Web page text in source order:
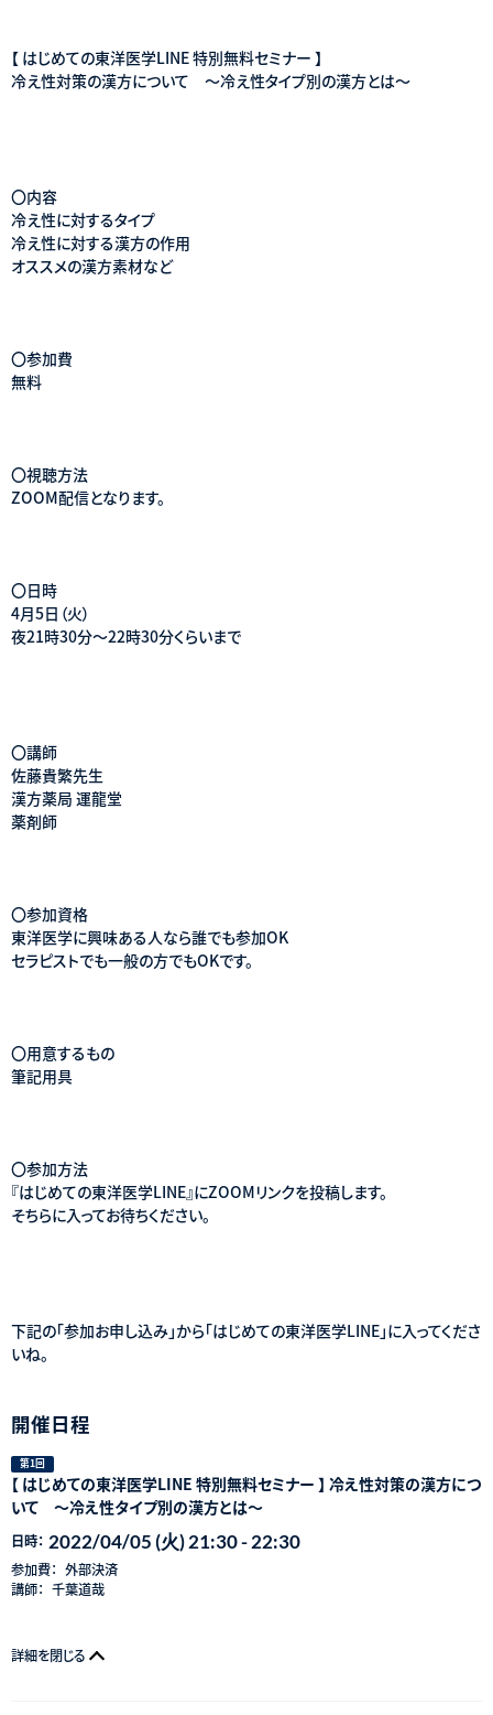
【 はじめての東洋医学LINE 特別無料セミナー 】
冷え性対策の漢方について ～冷え性タイプ別の漢方とは～
〇内容
冷え性に対するタイプ
冷え性に対する漢方の作用
オススメの漢方素材など
〇参加費
無料
〇視聴方法
ZOOM配信となります。
〇日時
4月5日（火）
夜21時30分～22時30分くらいまで
〇講師
佐藤貴繁先生
漢方薬局 運龍堂
薬剤師
〇参加資格
東洋医学に興味ある人なら誰でも参加OK
セラピストでも一般の方でもOKです。
〇用意するもの
筆記用具
〇参加方法
『はじめての東洋医学LINE』にZOOMリンクを投稿します。
そちらに入ってお待ちください。
下記の「参加お申し込み」から「はじめての東洋医学LINE」に入ってくださ
いね。
開催日程
第1回
【 はじめての東洋医学LINE 特別無料セミナー 】 冷え性対策の漢方につ
いて ～冷え性タイプ別の漢方とは～
日時： 2022/04/05 (火) 21:30 - 22:30
参加費： 外部決済
講師： 千葉道哉
詳細を閉じる